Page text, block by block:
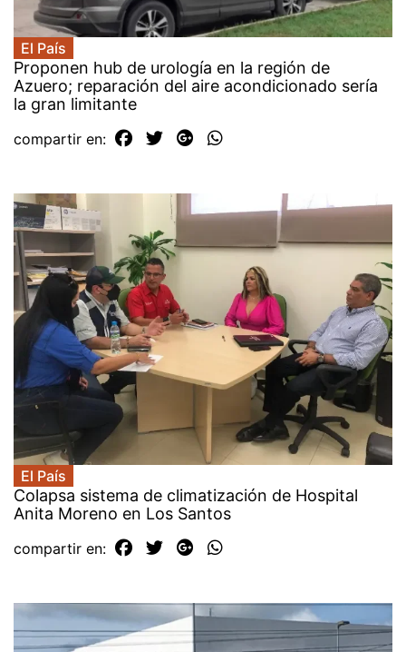
El País
Proponen hub de urología en la región de
Azuero; reparación del aire acondicionado sería
la gran limitante
compartir en:
El País
Colapsa sistema de climatización de Hospital
Anita Moreno en Los Santos
compartir en: